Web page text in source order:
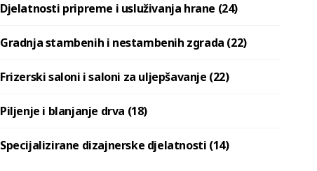
Djelatnosti pripreme i usluživanja hrane (24)
Gradnja stambenih i nestambenih zgrada (22)
Frizerski saloni i saloni za uljepšavanje (22)
Piljenje i blanjanje drva (18)
Specijalizirane dizajnerske djelatnosti (14)